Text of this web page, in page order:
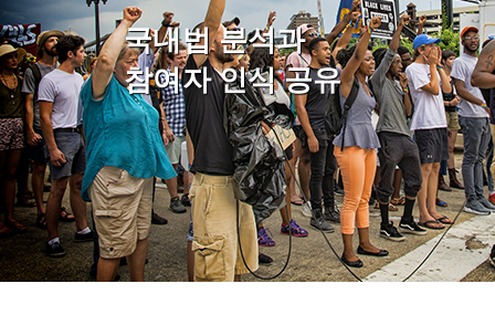
국내법 분석과
참여자 인식 공유